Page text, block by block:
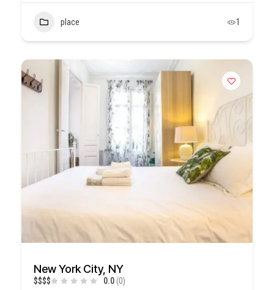
place 1
New York City, NY
$$$$ 0.0 (0)